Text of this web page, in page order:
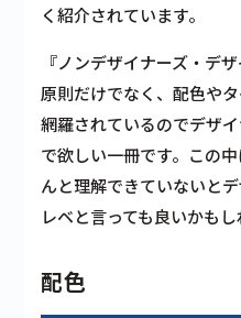
く紹介されています。
『ノンデザイナーズ・デ
原則だけでなく、配色や
網羅されているのでデザ
で欲しい一冊です。この
んと理解できていないと
レベと言っても良いかもし
配色